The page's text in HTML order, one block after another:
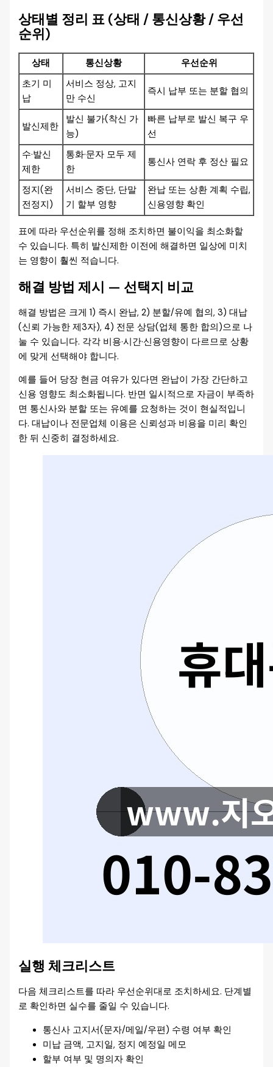
상태별 정리 표 (상태 / 통신상황 / 우선
순위)
상태 통신상황
우선순위
초기 미
납
서비스 정상, 고지
만 수신
즉시 납부 또는 분할 협의
발신제한
발신 불가(착신 가
능)
빠른 납부로 발신 복구 우
선
수·발신
제한
통화·문자 모두 제
한
통신사 연락 후 정산 필요
정지(완
전정지)
서비스 중단, 단말
기 할부 영향
완납 또는 상환 계획 수립,
신용영향 확인
표에 따라 우선순위를 정해 조치하면 불이익을 최소화할
수 있습니다. 특히 발신제한 이전에 해결하면 일상에 미치
는 영향이 훨씬 적습니다.
해결 방법 제시 — 선택지 비교
해결 방법은 크게 1) 즉시 완납, 2) 분할/유예 협의, 3) 대납
(신뢰 가능한 제3자), 4) 전문 상담(업체 통한 합의)으로 나
눌 수 있습니다. 각각 비용·시간·신용영향이 다르므로 상황
에 맞게 선택해야 합니다.
예를 들어 당장 현금 여유가 있다면 완납이 가장 간단하고
신용 영향도 최소화됩니다. 반면 일시적으로 자금이 부족하
면 통신사와 분할 또는 유예를 요청하는 것이 현실적입니
다. 대납이나 전문업체 이용은 신뢰성과 비용을 미리 확인
한 뒤 신중히 결정하세요.
실행 체크리스트
다음 체크리스트를 따라 우선순위대로 조치하세요. 단계별
로 확인하면 실수를 줄일 수 있습니다.
통신사 고지서(문자/메일/우편) 수령 여부 확인
미납 금액, 고지일, 정지 예정일 메모
할부 여부 및 명의자 확인